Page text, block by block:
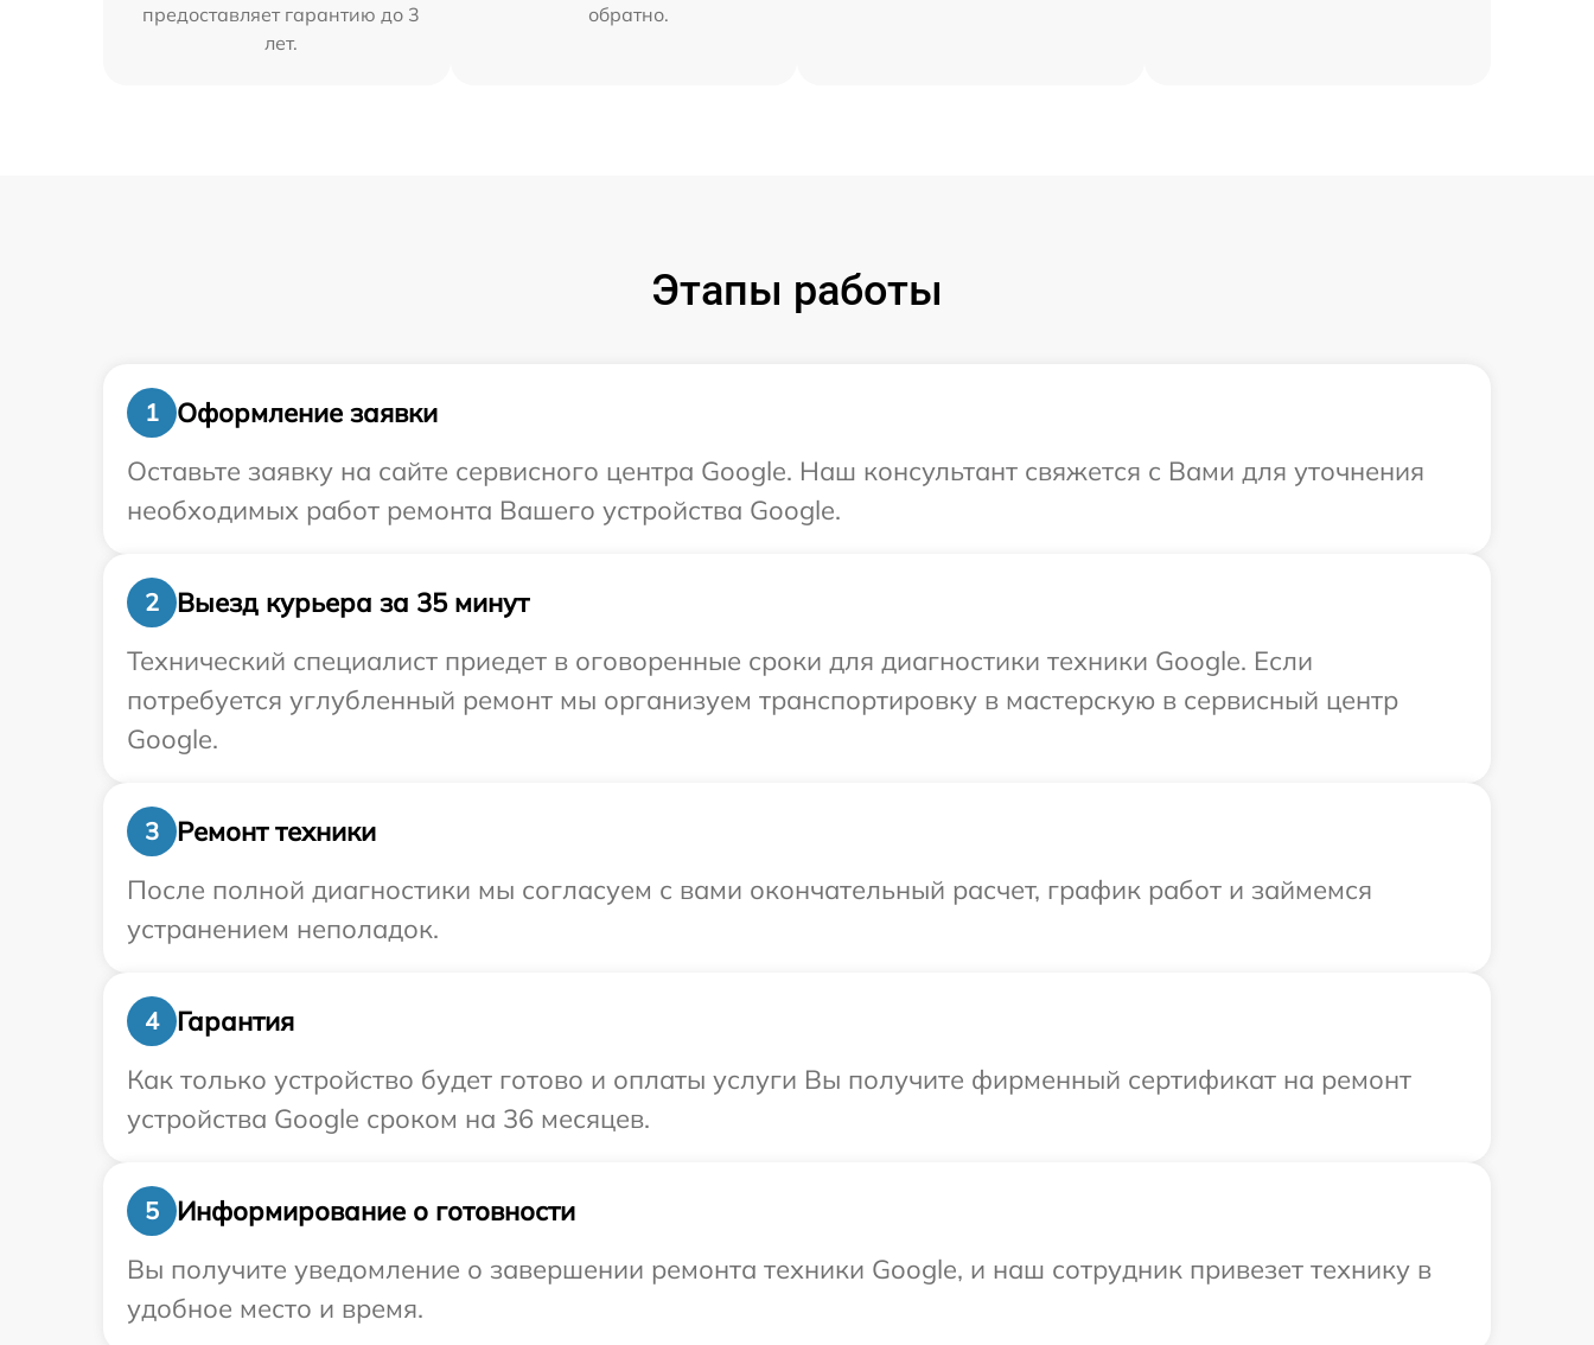
предоставляет гарантию до 3
лет.
обратно.
Этапы работы
1
Оформление заявки
Оставьте заявку на сайте сервисного центра Google. Наш консультант свяжется с Вами для уточнения
необходимых работ ремонта Вашего устройства Google.
2
Выезд курьера за 35 минут
Технический специалист приедет в оговоренные сроки для диагностики техники Google. Если
потребуется углубленный ремонт мы организуем транспортировку в мастерскую в сервисный центр
Google.
3
Ремонт техники
После полной диагностики мы согласуем с вами окончательный расчет, график работ и займемся
устранением неполадок.
4
Гарантия
Как только устройство будет готово и оплаты услуги Вы получите фирменный сертификат на ремонт
устройства Google сроком на 36 месяцев.
5
Информирование о готовности
Вы получите уведомление о завершении ремонта техники Google, и наш сотрудник привезет технику в
удобное место и время.